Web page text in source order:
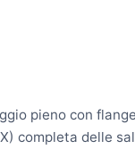
pieno con
completa delle